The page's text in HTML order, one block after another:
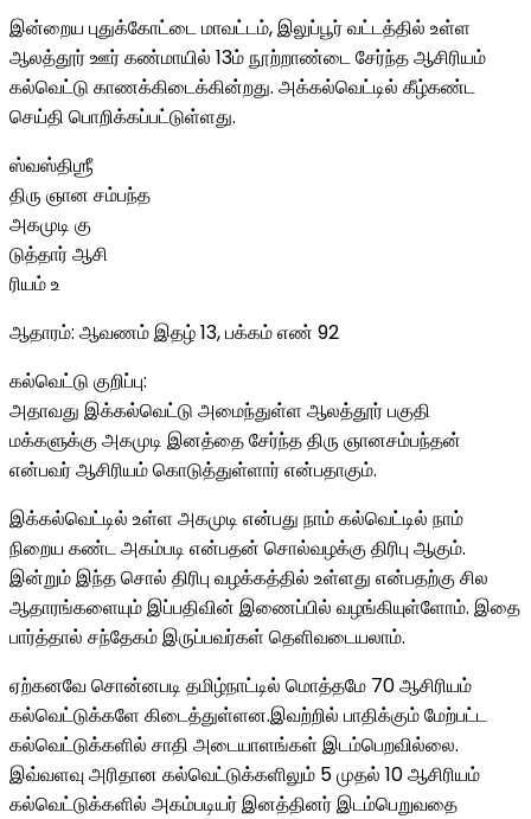
இன்றைய புதுக்கோட்டை மாவட்டம், இலுப்பூர் வட்டத்தில் உள்ள
ஆலத்தூர் ஊர் கண்மாயில் 13ம் நூற்றாண்டை சேர்ந்த ஆசிரியம்
கல்வெட்டு காணக்கிடைக்கின்றது. அக்கல்வெட்டில் கீழ்கண்ட
செய்தி பொறிக்கப்பட்டுள்ளது.
ஸ்வஸ்திஶ்ரீ
திரு ஞான சம்பந்த
அகமுடி கு
டுத்தார் ஆசி
ரியம் உ
ஆதாரம்: ஆவணம் இதழ் 13, பக்கம் எண் 92
கல்வெட்டு குறிப்பு:
அதாவது இக்கல்வெட்டு அமைந்துள்ள ஆலத்தூர் பகுதி
மக்களுக்கு அகமுடி இனத்தை சேர்ந்த திரு ஞானசம்பந்தன்
என்பவர் ஆசிரியம் கொடுத்துள்ளார் என்பதாகும்.
இக்கல்வெட்டில் உள்ள அகமுடி என்பது நாம் கல்வெட்டில் நாம்
நிறைய கண்ட அகம்படி என்பதன் சொல்வழக்கு திரிபு ஆகும்.
இன்றும் இந்த சொல் திரிபு வழக்கத்தில் உள்ளது என்பதற்கு சில
ஆதாரங்களையும் இப்பதிவின் இணைப்பில் வழங்கியுள்ளோம். இதை
பார்த்தால் சந்தேகம் இருப்பவர்கள் தெளிவடையலாம்.
ஏற்கனவே சொன்னபடி தமிழ்நாட்டில் மொத்தமே 70 ஆசிரியம்
கல்வெட்டுக்களே கிடைத்துள்ளன.இவற்றில் பாதிக்கும் மேற்பட்ட
கல்வெட்டுக்களில் சாதி அடையாளங்கள் இடம்பெறவில்லை.
இவ்வளவு அரிதான கல்வெட்டுக்களிலும் 5 முதல் 10 ஆசிரியம்
கல்வெட்டுக்களில் அகம்படியர் இனத்தினர் இடம்பெறுவதை